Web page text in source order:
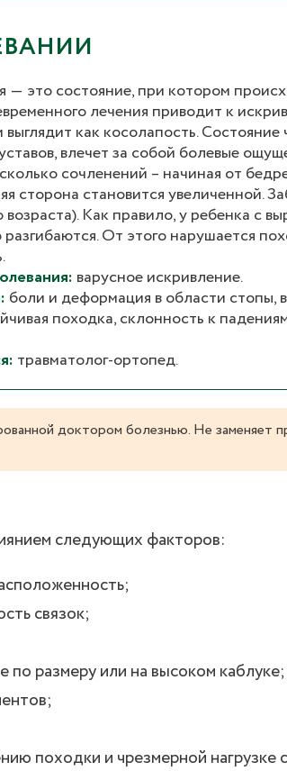
― это состояние, при котором
лечения приводит к
как косолапость.
влечет за собой болевые
сочленений – начиная от
сторона становится увеличенной.
Как правило, у ребенка с
От этого нарушается
варусное искривление.
боли и деформация в области стопы,
походка, склонность к
травматолог-ортопед.
доктором болезнью. Не заменяет
следующих факторов:
связок;
размеру или на высоком каблуке;
походки и чрезмерной нагрузке